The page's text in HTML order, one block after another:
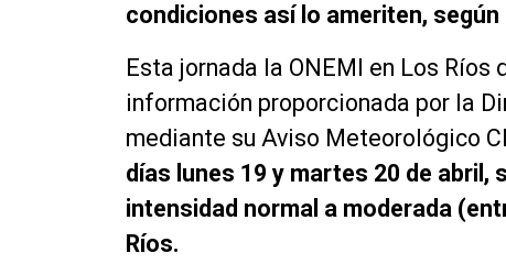
condiciones así lo ameriten, según
Esta jornada la ONEMI en Los
información proporcionada por la
mediante su Aviso Meteorológico
días lunes 19 y martes 20 de
intensidad normal a moderada
Ríos.